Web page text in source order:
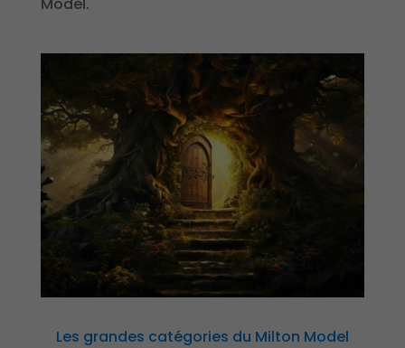
Model.
Les grandes catégories du Milton Model